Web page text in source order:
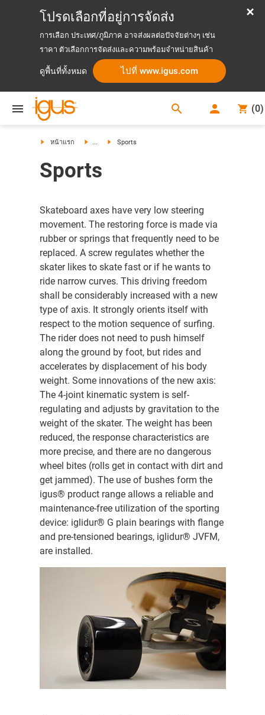
โปรดเลือกที่อยู่การจัดส่ง
การเลือก ประเทศ/ภูมิภาค อาจส่งผลต่อปัจจัยต่างๆ เช่น
ราคา ตัวเลือกการจัดส่งและความพร้อมจำหน่ายสินค้า
ดูพื้นที่ทั้งหมด ไปที่ www.igus.com
search (0)
หน้าแรก ... Sports
Sports
Skateboard axes have very low steering
movement. The restoring force is made via
rubber or springs that frequently need to be
replaced. A screw regulates whether the
skater likes to skate fast or if he wants to
ride narrow curves. This driving freedom
shall be considerably increased with a new
type of axis. It strongly orients itself with
respect to the motion sequence of surfing.
The rider does not need to push himself
along the ground by foot, but rides and
accelerates by displacement of his body
weight. Some innovations of the new axis:
The 4-joint kinematic system is self-
regulating and adjusts by gravitation to the
weight of the skater. The weight has been
reduced, the response characteristics are
more precise, and there are no dangerous
wheel bites (rolls get in contact with dirt and
get jammed). The use of bushes form the
igus® product range allows a reliable and
maintenance-free utilization of the sporting
device: iglidur® G plain bearings with flange
and pre-tensioned bearings, iglidur® JVFM,
are installed.